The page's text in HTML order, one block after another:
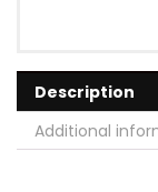
Description
Additional